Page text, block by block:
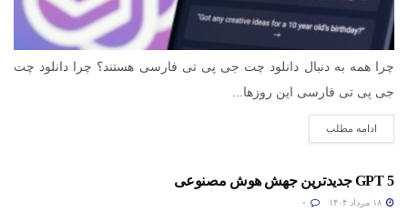
چرا همه به دنبال دانلود چت جی پی تی فارسی هستند؟ چرا دانلود چت
جی پی تی فارسی این روزها...
ادامه مطلب
GPT 5 جدیدترین جهش هوش مصنوعی